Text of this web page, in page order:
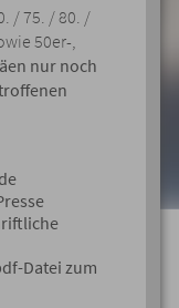
/ 75. / 80. /
50er-,
nur noch
Datei zum